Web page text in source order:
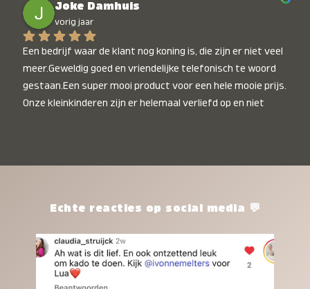
Joke Damhuis
vorig jaar
Een bedrijf waar de klant nog koning is, die zijn er niet veel
meer.Geweldig goed en vriendelijke telefonisch te woord
gestaan.Een super mooi product voor een hele mooie prijs.
Onze kleinkinderen zijn er helemaal verliefd op en niet
het waard.Echte reacties op social media 💬